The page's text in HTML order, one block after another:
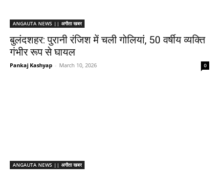
ANGAUTA NEWS || अगौता खबर
बुलंदशहर: पुरानी रंजिश में चली गोलियां, 50 वर्षीय व्यक्ति
गंभीर रूप से घायल
Pankaj Kashyap - March 10, 2026 0
ANGAUTA NEWS || अगौता खबर